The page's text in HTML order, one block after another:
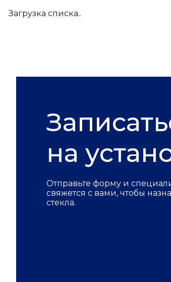
Загрузка списка..
на
Отправьте форму и
свяжется с вами, чтобы
стекла.